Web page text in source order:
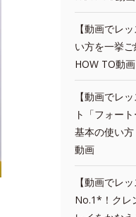
【動画でレ
い方を一挙
HOW TO動画
【動画でレ
ト「フォー
基本の使い
動画
【動画でレ
No.1*！クレ